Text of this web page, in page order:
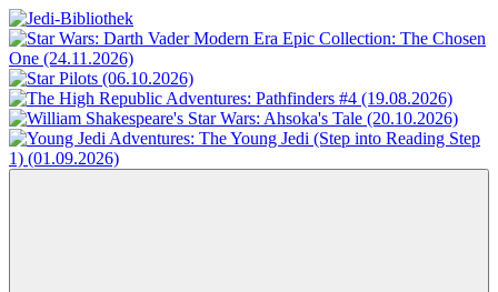
Zum
Inhalt
springen
Jedi-
Bibliothek
Das
Portal
für
Star
Wars-
Literatur